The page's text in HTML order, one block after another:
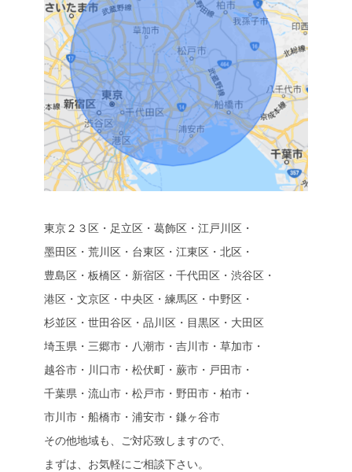
東京２３区・足立区・葛飾区・江戸川区・
墨田区・荒川区・台東区・江東区・北区・
豊島区・板橋区・新宿区・千代田区・渋谷区・
港区・文京区・中央区・練馬区・中野区・
杉並区・世田谷区・品川区・目黒区・大田区
埼玉県・三郷市・八潮市・吉川市・草加市・
越谷市・川口市・松伏町・蕨市・戸田市・
千葉県・流山市・松戸市・野田市・柏市・
市川市・船橋市・浦安市・鎌ヶ谷市
その他地域も、ご対応致しますので、
まずは、お気軽にご相談下さい。